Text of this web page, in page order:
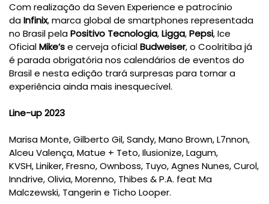
Com realização da Seven Experience e patrocínio
daInfinix, marca global de smartphones representada
no Brasil pelaPositivo Tecnologia,Ligga,Pepsi, Ice
OficialMike’se cerveja oficialBudweiser, o Coolritiba já
é parada obrigatória nos calendários de eventos do
Brasil e nesta edição trará surpresas para tornar a
experiência ainda mais inesquecível.
Line-up 2023
Marisa Monte, Gilberto Gil, Sandy, Mano Brown, L7nnon,
Alceu Valença, Matue + Teto, Ilusionize, Lagum,
KVSH, Liniker, Fresno, Ownboss, Tuyo, Agnes Nunes, Curol,
Inndrive, Olivia, Morenno, Thibes & P.A. feat Ma
Malczewski, Tangerin e Ticho Looper.